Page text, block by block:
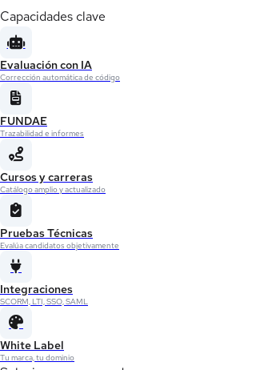
Capacidades clave
Evaluación con IA
Corrección automática de código
FUNDAE
Trazabilidad e informes
Cursos y carreras
Catálogo amplio y actualizado
Pruebas Técnicas
Evalúa candidatos objetivamente
Integraciones
SCORM, LTI, SSO, SAML
White Label
Tu marca, tu dominio